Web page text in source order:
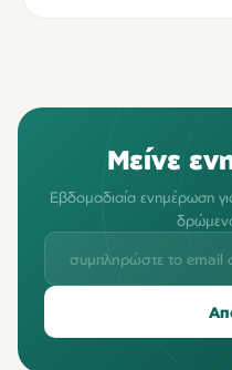
Μείνε
Εβδομαδιαία ενημέρωση